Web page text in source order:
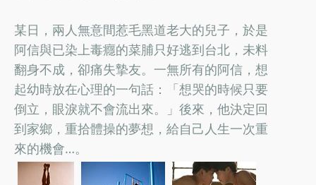
某日，兩人無意間惹毛黑道老大的兒子，於是
阿信與已染上毒癮的菜脯只好逃到台北，未料
翻身不成，卻痛失摯友。一無所有的阿信，想
起幼時放在心理的一句話：「想哭的時候只要
倒立，眼淚就不會流出來。」後來，他決定回
到家鄉，重拾體操的夢想，給自己人生一次重
來的機會…。